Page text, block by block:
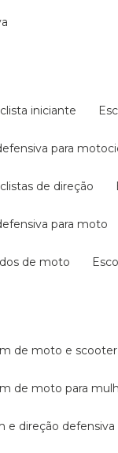
iniciante
para
de direção
para moto
de moto
de moto e
de moto para
e direção defensiva